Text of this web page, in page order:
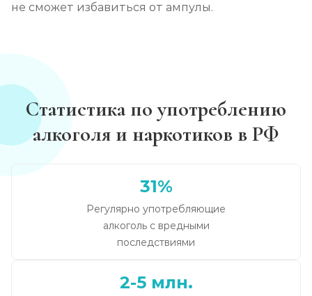
не сможет избавиться от ампулы.
Статистика по употреблению
алкоголя и наркотиков в РФ
31%
Регулярно употребляющие
алкоголь с вредными
последствиями
2-5 млн.